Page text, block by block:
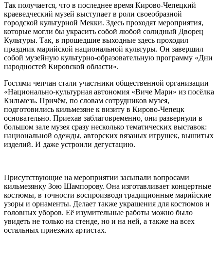
Так получается, что в последнее время Кирово-Чепецкий
краеведческий музей выступает в роли своеобразной
городской культурной Мекки. Здесь проходят мероприятия,
которые могли бы украсить собой любой солидный Дворец
Культуры. Так, в прошедшие выходные здесь проходил
праздник марийской национальной культуры. Он завершил
собой музейную культурно-образовательную программу «Дни
народностей Кировской области».
Гостями чепчан стали участники общественной организации
«Национально-культурная автономия «Виче Мари» из посёлка
Кильмезь. Причём, по словам сотрудников музея,
подготовились кильмезяне к визиту в Кирово-Чепецк
основательно. Приехав заблаговременно, они развернули в
большом зале музея сразу несколько тематических выставок:
национальной одежды, авторских вязаных игрушек, вышитых
изделий. И даже устроили дегустацию.
Присутствующие на мероприятии засыпали вопросами
кильмезянку Зою Шампорову. Она изготавливает концертные
костюмы, в точности воспроизводя традиционные марийские
узоры и орнаменты. Делает также украшения для костюмов и
головных уборов. Её изумительные работы можно было
увидеть не только на стенде, но и на ней, а также на всех
остальных приезжих артистах.